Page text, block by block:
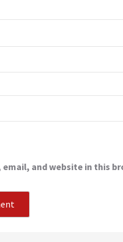
email, and website in this